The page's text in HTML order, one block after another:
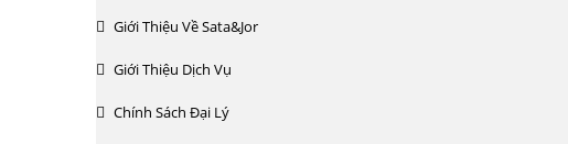
Giới Thiệu Về Sata&jor
Giới Thiệu Dịch Vụ
Chính Sách Đại Lý